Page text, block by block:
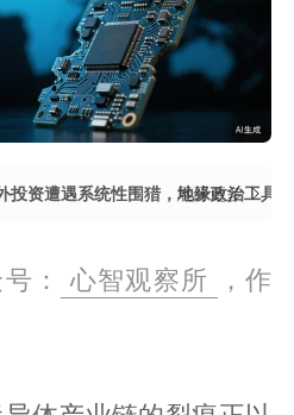
投资遭遇系统性围猎，地缘政治工具
展开更多
： 心智观察所
，作